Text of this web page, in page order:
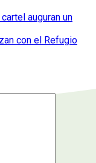
auguran un
con el Refugio